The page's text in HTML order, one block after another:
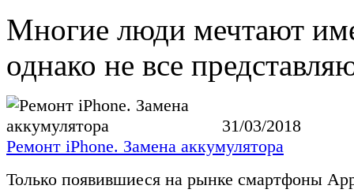
Многие люди мечтают
однако не все
31/03/2018
Ремонт iPhone. Замена аккумулятора
Только появившиеся на рынке смартфоны